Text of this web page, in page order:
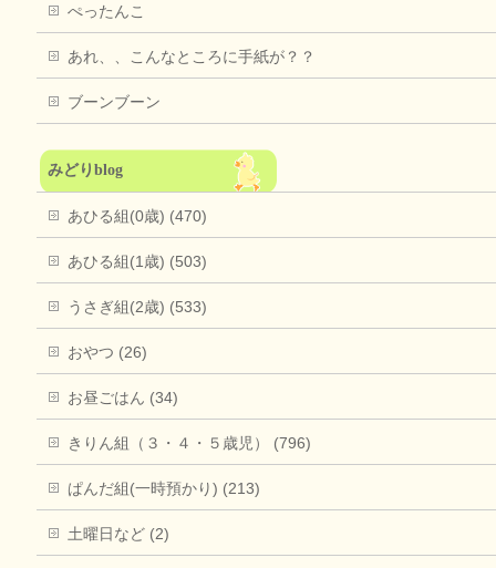
ぺったんこ
あれ、、こんなところに手紙が？？
ブーンブーン
みどりblog
あひる組(0歳) (470)
あひる組(1歳) (503)
うさぎ組(2歳) (533)
おやつ (26)
お昼ごはん (34)
きりん組（３・４・５歳児） (796)
ぱんだ組(一時預かり) (213)
土曜日など (2)